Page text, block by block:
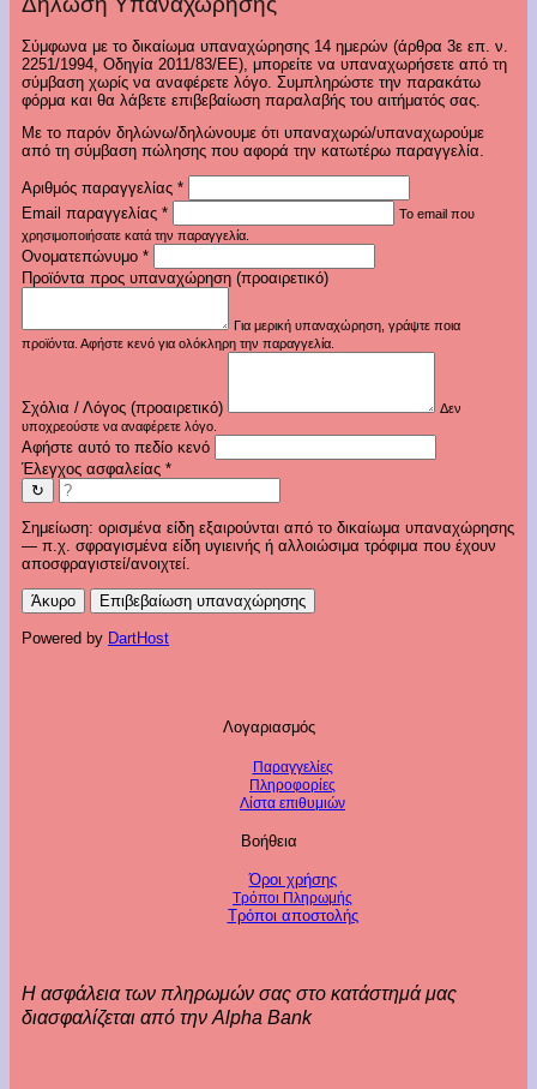
Σύμφωνα με το δικαίωμα υπαναχώρησης 14 ημερών (άρθρα 3ε επ. ν.
2251/1994, Οδηγία 2011/83/ΕΕ), μπορείτε να υπαναχωρήσετε από τη
σύμβαση χωρίς να αναφέρετε λόγο. Συμπληρώστε την παρακάτω
φόρμα και θα λάβετε επιβεβαίωση παραλαβής του αιτήματός σας.
Με το παρόν δηλώνω/δηλώνουμε ότι υπαναχωρώ/υπαναχωρούμε
από τη σύμβαση πώλησης που αφορά την κατωτέρω παραγγελία.
Αριθμός παραγγελίας *
Email παραγγελίας *
Το email που
χρησιμοποιήσατε κατά την παραγγελία.
Ονοματεπώνυμο *
Προϊόντα προς υπαναχώρηση (προαιρετικό)
Για μερική υπαναχώρηση, γράψτε ποια
προϊόντα. Αφήστε κενό για ολόκληρη την παραγγελία.
Σχόλια / Λόγος (προαιρετικό)
Δεν
υποχρεούστε να αναφέρετε λόγο.
Αφήστε αυτό το πεδίο κενό
Έλεγχος ασφαλείας *
↻
Σημείωση: ορισμένα είδη εξαιρούνται από το δικαίωμα υπαναχώρησης
— π.χ. σφραγισμένα είδη υγιεινής ή αλλοιώσιμα τρόφιμα που έχουν
αποσφραγιστεί/ανοιχτεί.
Άκυρο Επιβεβαίωση υπαναχώρησης
Powered by DartHost
Λογαριασμός
Παραγγελίες
Πληροφορίες
Λίστα επιθυμιών
Βοήθεια
Όροι χρήσης
Τρόποι Πληρωμής
Τρόποι αποστολής
Η ασφάλεια των πληρωμών σας στο κατάστημά μας
διασφαλίζεται από την Alpha Bank